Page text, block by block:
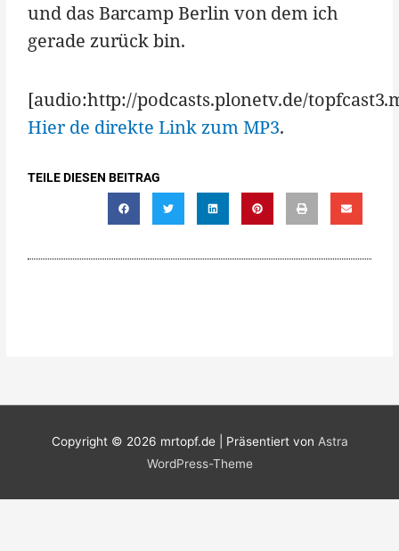
und das Barcamp Berlin von dem ich
gerade zurück bin.
[audio:http://podcasts.plonetv.de/
Hier de direkte Link zum MP3.
TEILE DIESEN BEITRAG
Copyright © 2026 mrtopf.de| Präsentiert von Astra
WordPress-Theme